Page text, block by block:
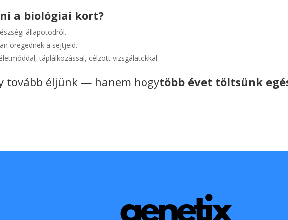
a biológiai kort?
állapotodról.
öregednek a sejtjeid.
táplálkozással, célzott vizsgálatokkal.
tovább éljünk — hanem hogytöbb évet töltsünk